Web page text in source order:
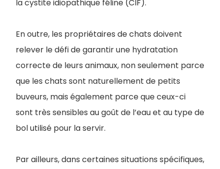
la cystite idiopathique féline (CIF).
En outre, les propriétaires de chats doivent
relever le défi de garantir une hydratation
correcte de leurs animaux, non seulement parce
que les chats sont naturellement de petits
buveurs, mais également parce que ceux-ci
sont très sensibles au goût de l’eau et au type de
bol utilisé pour la servir.
Par ailleurs, dans certaines situations spécifiques,